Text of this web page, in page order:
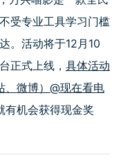
受专业工具学习门槛
。活动将于12月10
正式上线， 具体活动
、微博）@现在看电
有机会获得现金奖